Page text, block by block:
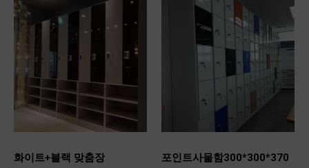
화이트+블랙 맞춤장 포인트사물함300*300*370